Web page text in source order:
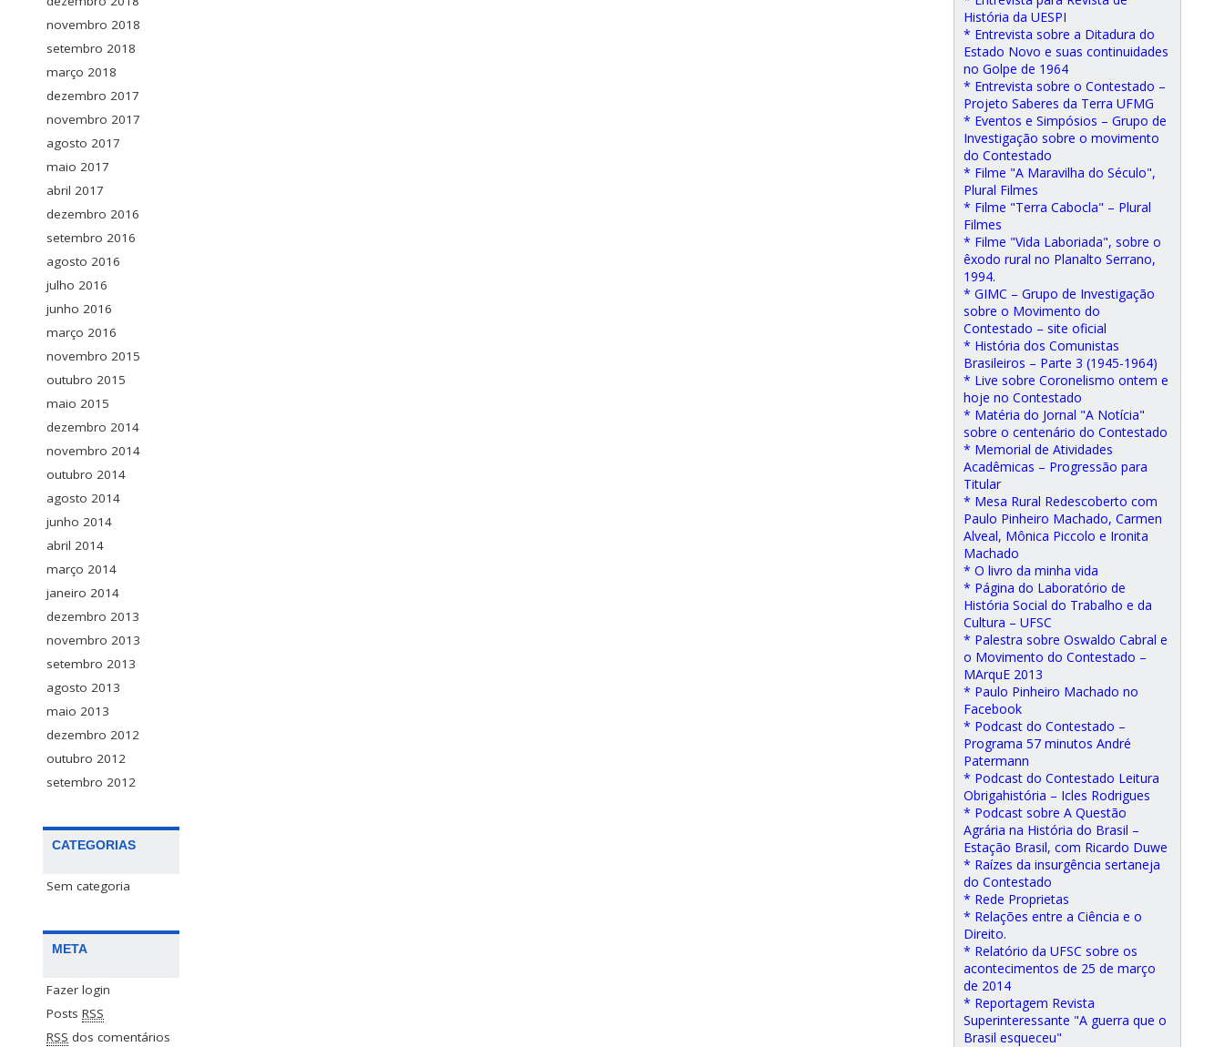
novembro 2018
setembro 2018
março 2018
dezembro 2017
novembro 2017
agosto 2017
maio 2017
abril 2017
dezembro 2016
setembro 2016
agosto 2016
julho 2016
junho 2016
março 2016
novembro 2015
outubro 2015
maio 2015
dezembro 2014
novembro 2014
outubro 2014
agosto 2014
junho 2014
abril 2014
março 2014
janeiro 2014
dezembro 2013
novembro 2013
setembro 2013
agosto 2013
maio 2013
dezembro 2012
outubro 2012
setembro 2012
CATEGORIAS
Sem categoria
META
Fazer login
Posts RSS
RSS dos comentários
História da UESPI
* Entrevista sobre a Ditadura do
Estado Novo e suas continuidades
no Golpe de 1964
* Entrevista sobre o Contestado –
Projeto Saberes da Terra UFMG
* Eventos e Simpósios – Grupo de
Investigação sobre o movimento
do Contestado
* Filme "A Maravilha do Século",
Plural Filmes
* Filme "Terra Cabocla" – Plural
Filmes
* Filme "Vida Laboriada", sobre o
êxodo rural no Planalto Serrano,
1994.
* GIMC – Grupo de Investigação
sobre o Movimento do
Contestado – site oficial
* História dos Comunistas
Brasileiros – Parte 3 (1945-1964)
* Live sobre Coronelismo ontem e
hoje no Contestado
* Matéria do Jornal "A Notícia"
sobre o centenário do Contestado
* Memorial de Atividades
Acadêmicas – Progressão para
Titular
* Mesa Rural Redescoberto com
Paulo Pinheiro Machado, Carmen
Alveal, Mônica Piccolo e Ironita
Machado
* O livro da minha vida
* Página do Laboratório de
História Social do Trabalho e da
Cultura – UFSC
* Palestra sobre Oswaldo Cabral e
o Movimento do Contestado –
MArquE 2013
* Paulo Pinheiro Machado no
Facebook
* Podcast do Contestado –
Programa 57 minutos André
Patermann
* Podcast do Contestado Leitura
Obrigahistória – Icles Rodrigues
* Podcast sobre A Questão
Agrária na História do Brasil –
Estação Brasil, com Ricardo Duwe
* Raízes da insurgência sertaneja
do Contestado
* Rede Proprietas
* Relações entre a Ciência e o
Direito.
* Relatório da UFSC sobre os
acontecimentos de 25 de março
de 2014
* Reportagem Revista
Superinteressante "A guerra que o
Brasil esqueceu"